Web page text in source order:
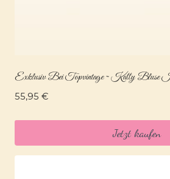
Exklusiv Bei Topvintage ~ Katty Bluse
55,95 €
Jetzt kaufen